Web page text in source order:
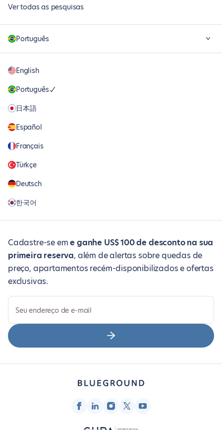
Ver todas as pesquisas
Português
English
Português
日本語
Español
Français
Türkçe
Deutsch
한국어
Cadastre-se eme ganhe US$ 100 de desconto na sua
primeira reserva, além de alertas sobre quedas de
preço, apartamentos recém-disponibilizados e ofertas
exclusivas.
Seu endereço de e-mail